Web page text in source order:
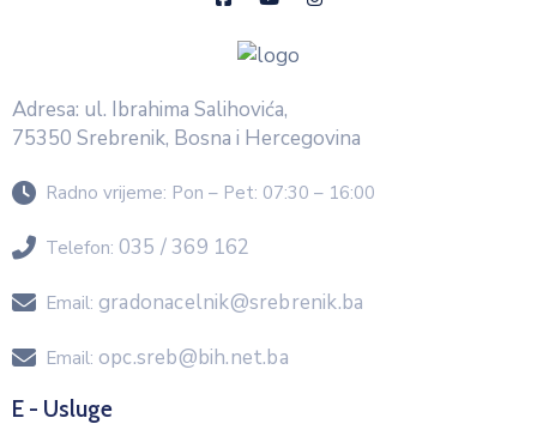
Adresa: ul. Ibrahima Salihovića,
75350 Srebrenik, Bosna i Hercegovina
Radno vrijeme: Pon – Pet: 07:30 – 16:00
Telefon: 035 / 369 162
Email: gradonacelnik@srebrenik.ba
Email: opc.sreb@bih.net.ba
E - Usluge